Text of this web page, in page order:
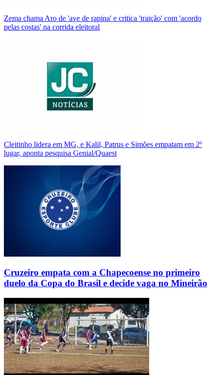
Zema chama Aro de 'ave de rapina' e critica 'traição' com 'acordo
pelas costas' na corrida eleitoral
Cleitinho lidera em MG, e Kalil, Patrus e Simões empatam em 2º
lugar, aponta pesquisa Genial/Quaest
Cruzeiro empata com a Chapecoense no primeiro
duelo da Copa do Brasil e decide vaga no Mineirão